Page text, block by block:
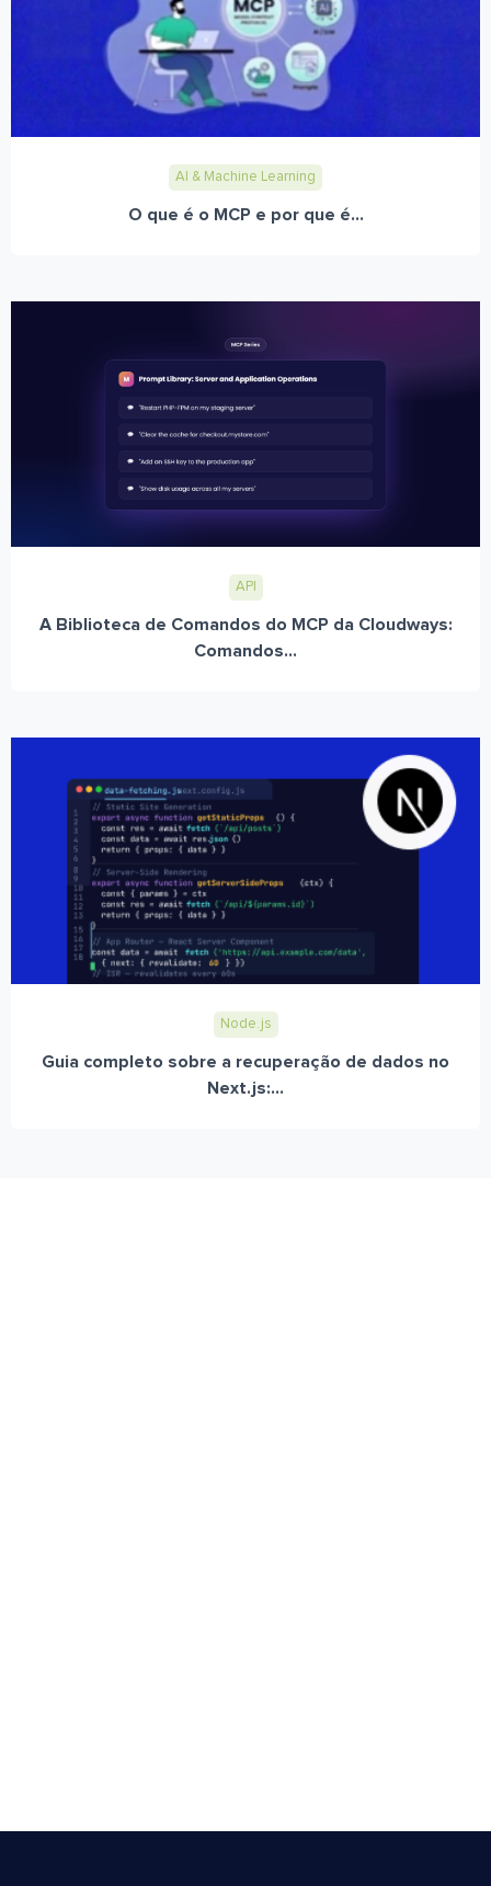
AI & Machine Learning
O que é o MCP e por que é...
API
A Biblioteca de Comandos do MCP da Cloudways:
Comandos...
Node.js
Guia completo sobre a recuperação de dados no
Next.js:...